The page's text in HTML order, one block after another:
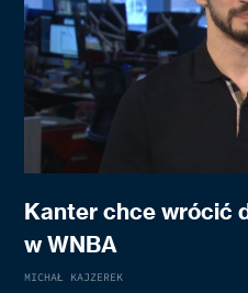
Kanter chce wrócić
w WNBA
MICHAŁ KAJZEREK